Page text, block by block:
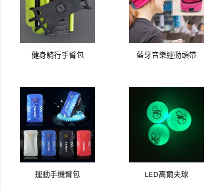
健身騎行手臂包 藍牙音樂運動頭帶
運動手機臂包 LED高爾夫球